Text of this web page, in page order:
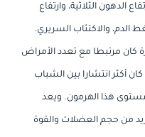
الدهون الثلاثية، وارتفاع
الدم، والاكتئاب السريري.
كان مرتبطا مع تعدد الأمراض
أكثر انتشارا بين الشباب
هذا الهرمون. ويعد
من حجم العضلات والقوة